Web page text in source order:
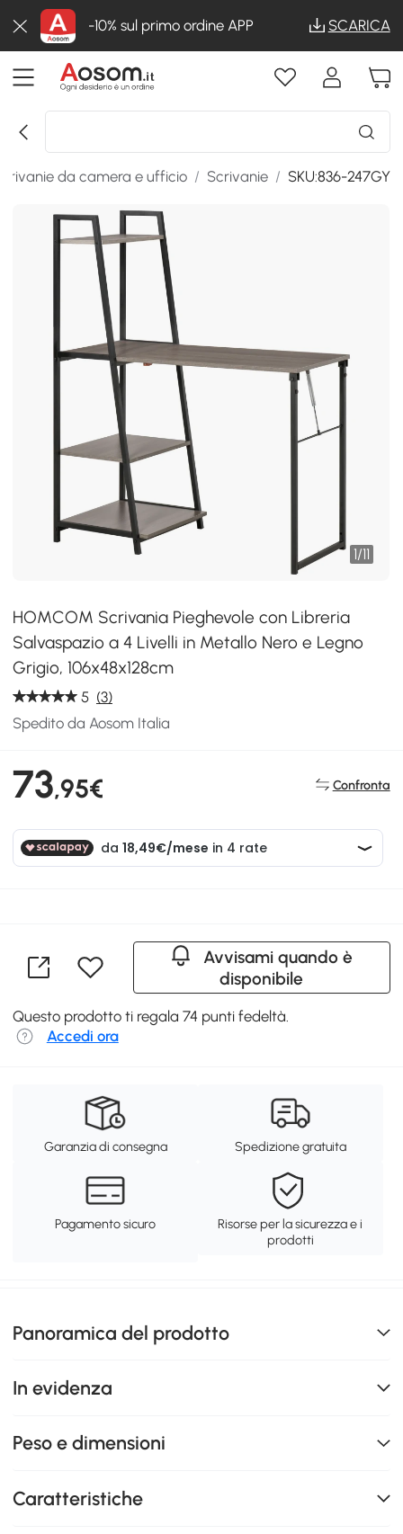
-10% sul primo ordine APP SCARICA
da camera e ufficio / Scrivanie / SKU:836-247GY
1/11
HOMCOM Scrivania Pieghevole con Libreria
Salvaspazio a 4 Livelli in Metallo Nero e Legno
Grigio, 106x48x128cm
5 (3)
Spedito da Aosom Italia
73,95€ Confronta
Avvisami quando è
disponibile
Questo prodotto ti regala 74 punti fedeltà.
Accedi ora
Garanzia di consegna Spedizione gratuita
Pagamento sicuro
Risorse per la sicurezza e i
prodotti
Panoramica del prodotto
In evidenza
Peso e dimensioni
Caratteristiche